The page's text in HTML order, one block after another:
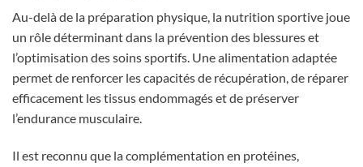
Au-delà de la préparation physique, la nutrition sportive joue
un rôle déterminant dans la prévention des blessures et
l’optimisation des soins sportifs. Une alimentation adaptée
permet de renforcer les capacités de récupération, de réparer
efficacement les tissus endommagés et de préserver
l’endurance musculaire.
Il est reconnu que la complémentation en protéines,